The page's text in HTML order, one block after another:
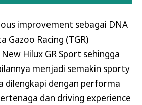
improvement sebagai DNA
Racing (TGR)
Hilux GR Sport sehingga
menjadi semakin sporty
dilengkapi dengan performa
dan driving experience